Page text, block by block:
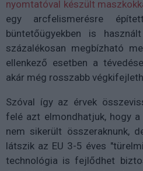
nyomtatóval készült
egy arcfelismerésre
büntetőügyekben is
százalékosan megbízható
ellenkező esetben a
akár még rosszabb
Szóval így az érvek
felé azt elmondhatjuk, hogy
nem sikerült összeraknunk,
látszik az EU 3-5 éves
technológia is fejlődhet